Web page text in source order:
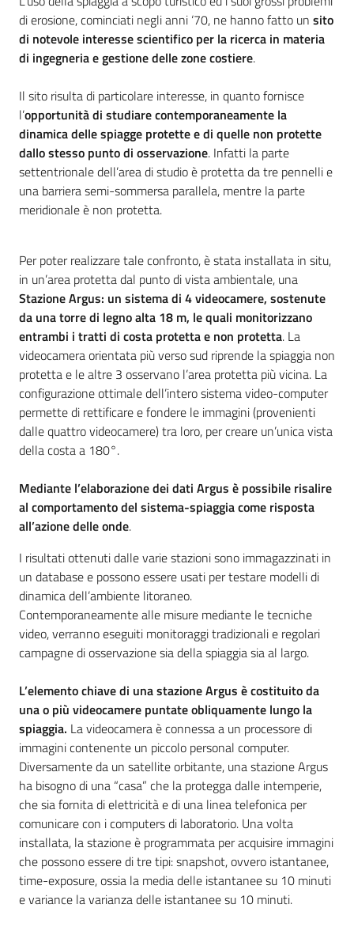
di erosione, cominciati negli anni ‘70, ne hanno fatto un sito
di notevole interesse scientifico per la ricerca in materia
di ingegneria e gestione delle zone costiere.
Il sito risulta di particolare interesse, in quanto fornisce
l’opportunità di studiare contemporaneamente la
dinamica delle spiagge protette e di quelle non protette
dallo stesso punto di osservazione. Infatti la parte
settentrionale dell’area di studio è protetta da tre pennelli e
una barriera semi-sommersa parallela, mentre la parte
meridionale è non protetta.
Per poter realizzare tale confronto, è stata installata in situ,
in un’area protetta dal punto di vista ambientale, una
Stazione Argus: un sistema di 4 videocamere, sostenute
da una torre di legno alta 18 m, le quali monitorizzano
entrambi i tratti di costa protetta e non protetta. La
videocamera orientata più verso sud riprende la spiaggia non
protetta e le altre 3 osservano l’area protetta più vicina. La
configurazione ottimale dell’intero sistema video-computer
permette di rettificare e fondere le immagini (provenienti
dalle quattro videocamere) tra loro, per creare un’unica vista
della costa a 180°.
Mediante l’elaborazione dei dati Argus è possibile risalire
al comportamento del sistema-spiaggia come risposta
all’azione delle onde.
I risultati ottenuti dalle varie stazioni sono immagazzinati in
un database e possono essere usati per testare modelli di
dinamica dell’ambiente litoraneo.
Contemporaneamente alle misure mediante le tecniche
video, verranno eseguiti monitoraggi tradizionali e regolari
campagne di osservazione sia della spiaggia sia al largo.
L’elemento chiave di una stazione Argus è costituito da
una o più videocamere puntate obliquamente lungo la
spiaggia. La videocamera è connessa a un processore di
immagini contenente un piccolo personal computer.
Diversamente da un satellite orbitante, una stazione Argus
ha bisogno di una “casa” che la protegga dalle intemperie,
che sia fornita di elettricità e di una linea telefonica per
comunicare con i computers di laboratorio. Una volta
installata, la stazione è programmata per acquisire immagini
che possono essere di tre tipi: snapshot, ovvero istantanee,
time-exposure, ossia la media delle istantanee su 10 minuti
e variance la varianza delle istantanee su 10 minuti.